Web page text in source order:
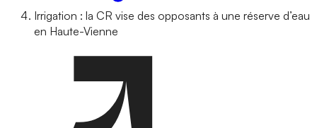
Irrigation : la CR vise des opposants à une réserve d’eau
en Haute-Vienne